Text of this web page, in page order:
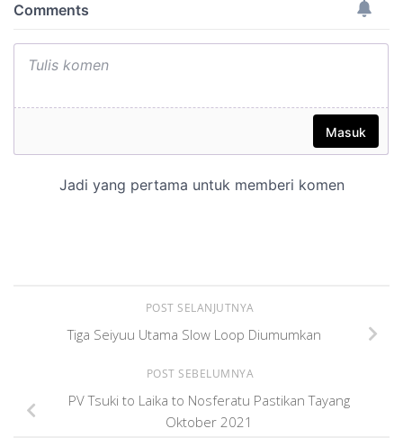
POST SELANJUTNYA
Tiga Seiyuu Utama Slow Loop Diumumkan
POST SEBELUMNYA
PV Tsuki to Laika to Nosferatu Pastikan Tayang
Oktober 2021